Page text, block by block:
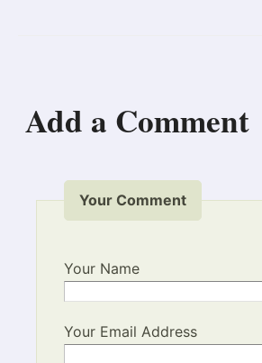
Add a Comment
Your Comment
Your Name
Your Email Address